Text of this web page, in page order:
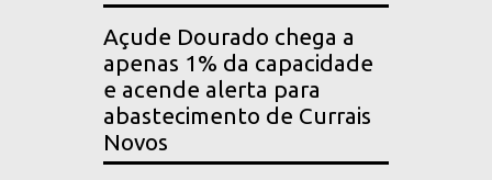
Açude Dourado chega a
apenas 1% da capacidade
e acende alerta para
abastecimento de Currais
Novos